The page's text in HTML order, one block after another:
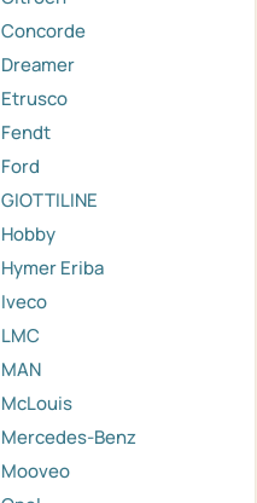
Concorde
Dreamer
Etrusco
Fendt
Ford
GIOTTILINE
Hobby
Hymer Eriba
Iveco
LMC
MAN
McLouis
Mercedes-Benz
Mooveo